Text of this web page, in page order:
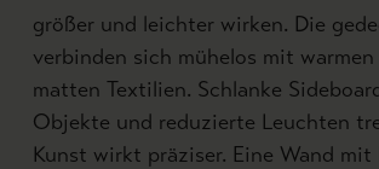
größer und leichter wirken. Die
verbinden sich mühelos mit
matten Textilien. Schlanke
Objekte und reduzierte Leuchten
Kunst wirkt präziser. Eine Wand mit